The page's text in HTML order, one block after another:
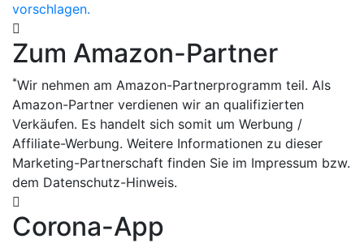
vorschlagen.
Zum Amazon-Partner
*Wir nehmen am Amazon-Partnerprogramm teil. Als
Amazon-Partner verdienen wir an qualifizierten
Verkäufen. Es handelt sich somit um Werbung /
Affiliate-Werbung. Weitere Informationen zu dieser
Marketing-Partnerschaft finden Sie im Impressum bzw.
dem Datenschutz-Hinweis.
Corona-App